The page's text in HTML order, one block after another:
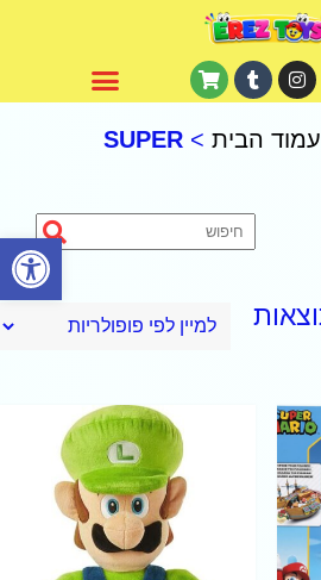
פתח סרגל נגישות
עמוד הבית >
SUPER